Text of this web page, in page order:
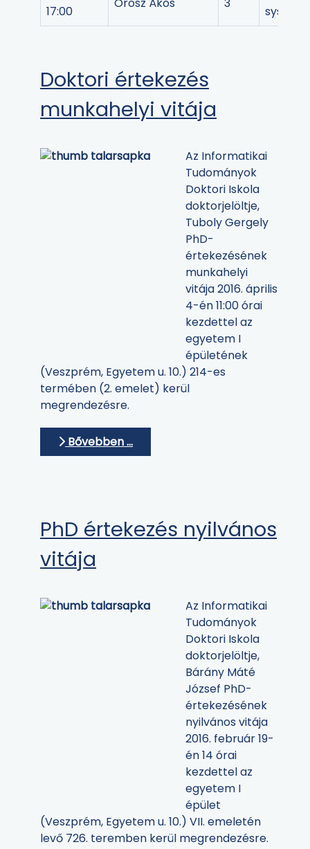
17:00
systems
Doktori értekezés
munkahelyi vitája
Az Informatikai
Tudományok
Doktori Iskola
doktorjelöltje,
Tuboly Gergely
PhD-
értekezésének
munkahelyi
vitája 2016. április
4-én 11:00 órai
kezdettel az
egyetem I
épületének
(Veszprém, Egyetem u. 10.) 214-es
termében (2. emelet) kerül
megrendezésre.
Bővebben …
PhD értekezés nyilvános
vitája
Az Informatikai
Tudományok
Doktori Iskola
doktorjelöltje,
Bárány Máté
József PhD-
értekezésének
nyilvános vitája
2016. február 19-
én 14 órai
kezdettel az
egyetem I
épület
(Veszprém, Egyetem u. 10.) VII. emeletén
levő 726. teremben kerül megrendezésre.